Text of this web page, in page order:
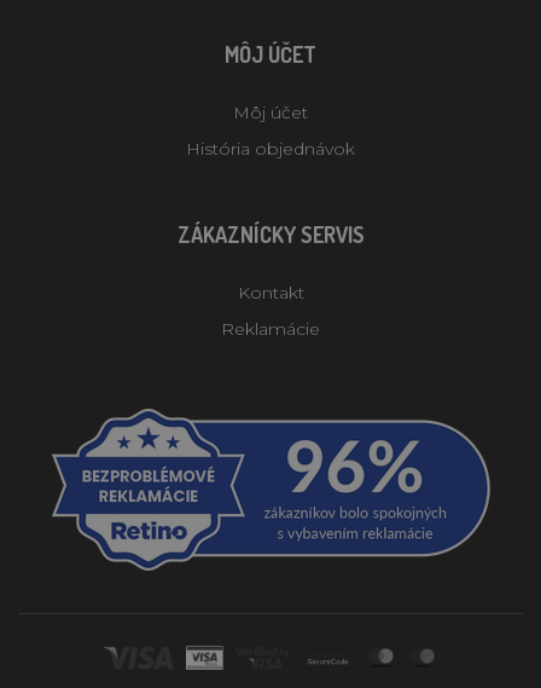
MÔJ ÚČET
Môj účet
História objednávok
ZÁKAZNÍCKY SERVIS
Kontakt
Reklamácie